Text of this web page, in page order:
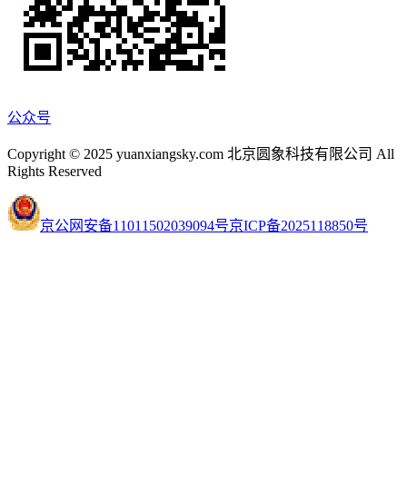
公众号
Copyright © 2025 yuanxiangsky.com 北京圆象科技有限公司 All
Rights Reserved
京公网安备11011502039094号京ICP备2025118850号